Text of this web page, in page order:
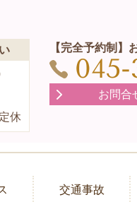
休
【完全予約制】
お問合
交通事故